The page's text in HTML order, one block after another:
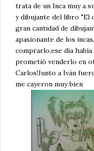
trata de un Inca muy a
y dibujante del libro "El
gran cantidad de
apasionante de los
comprarlo,ese día
prometió venderlo en
Carlos!Junto a Iván
me cayeron muy bien